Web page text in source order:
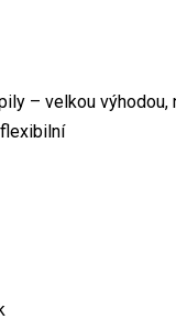
– velkou výhodou,